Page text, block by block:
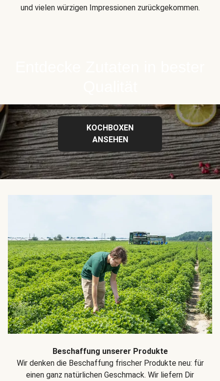
und vielen würzigen Impressionen zurückgekommen.
KOCHBOXEN
ANSEHEN
Beschaffung unserer Produkte
Wir denken die Beschaffung frischer Produkte neu: für
einen ganz natürlichen Geschmack. Wir liefern Dir